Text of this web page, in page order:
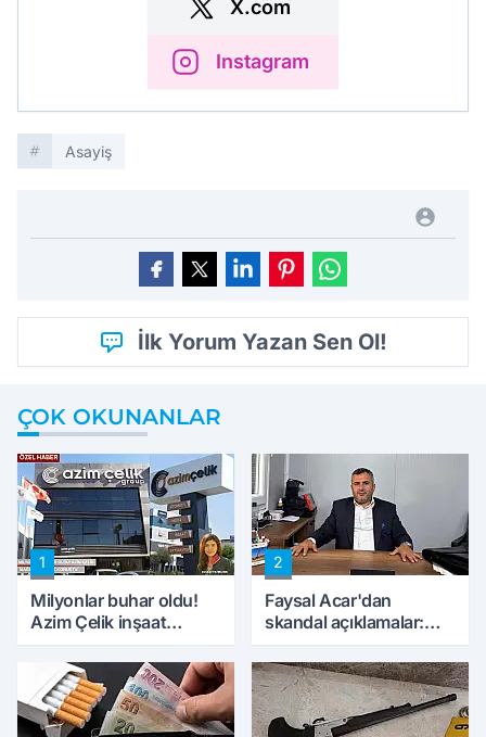
X.com
Instagram
Asayiş
İlk Yorum Yazan Sen Ol!
ÇOK OKUNANLAR
1
Milyonlar buhar oldu!
Azim Çelik inşaat
konuştu
2
Faysal Acar'dan
skandal açıklamalar:
peynircilerimizi de
kıskaca aldı, müdahale
ettik'